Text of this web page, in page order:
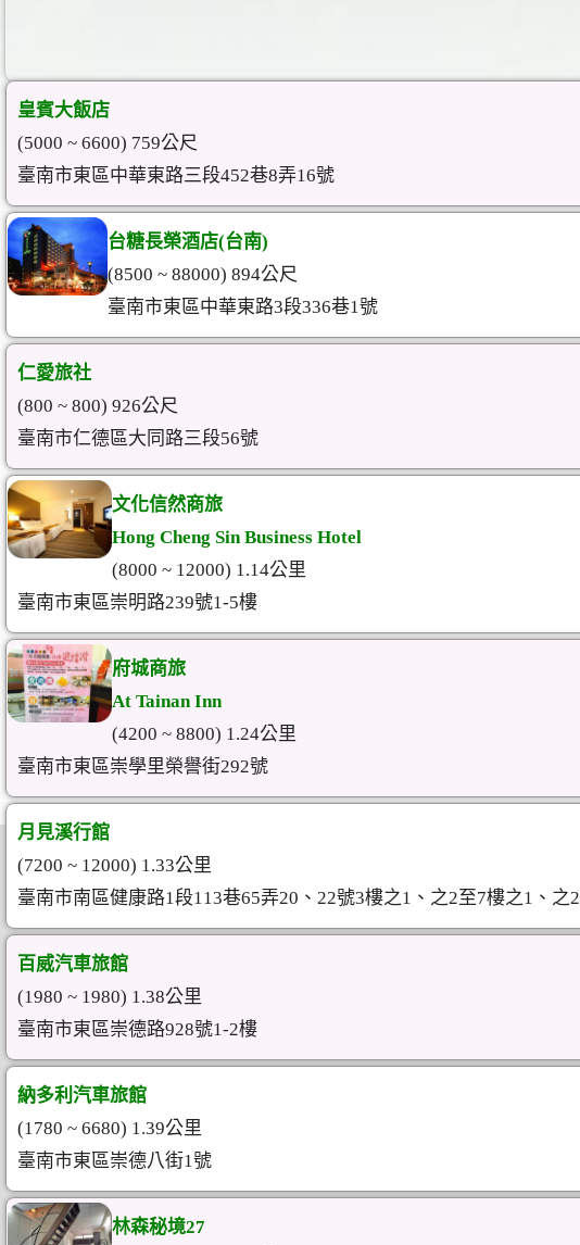
皇賓大飯店
(5000 ~ 6600) 759公尺
臺南市東區中華東路三段452巷8弄16號
台糖長榮酒店(台南)
(8500 ~ 88000) 894公尺
臺南市東區中華東路3段336巷1號
仁愛旅社
(800 ~ 800) 926公尺
臺南市仁德區大同路三段56號
文化信然商旅
Hong Cheng Sin Business Hotel
(8000 ~ 12000) 1.14公里
臺南市東區崇明路239號1-5樓
府城商旅
At Tainan Inn
(4200 ~ 8800) 1.24公里
臺南市東區崇學里榮譽街292號
月見溪行館
(7200 ~ 12000) 1.33公里
臺南市南區健康路1段113巷65弄20、22號3樓之1、之2至7樓之1、之2
百威汽車旅館
(1980 ~ 1980) 1.38公里
臺南市東區崇德路928號1-2樓
納多利汽車旅館
(1780 ~ 6680) 1.39公里
臺南市東區崇德八街1號
林森秘境27